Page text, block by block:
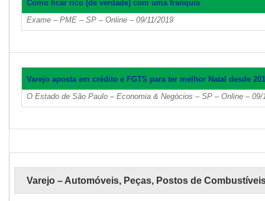
Como ficar rico (de verdade) com uma franquia
Exame – PME – SP – Online – 09/11/2019
Varejo aposta em crédito e FGTS para ter melhor Natal desde
O Estado de São Paulo – Economia & Negócios – SP – Online – 09/
Varejo – Automóveis, Peças, Postos de